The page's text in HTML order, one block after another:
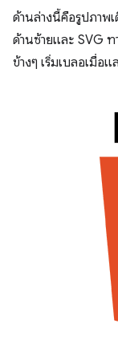
ด้านล่างนี้คือรูปภาพ
ด้านซ้ายและ SVG
ข้างๆ เริ่มเบลอเมื่